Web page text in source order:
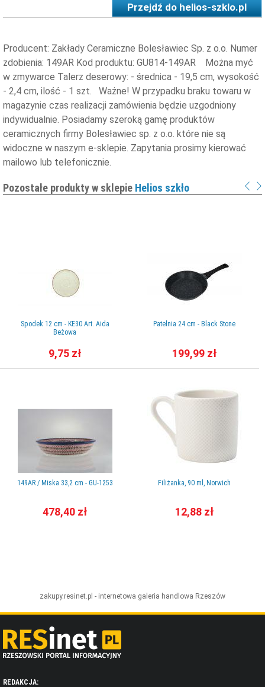
Przejdź dohelios-szklo.pl
Producent: Zakłady Ceramiczne Bolesławiec Sp. z o.o. Numer
zdobienia: 149AR Kod produktu: GU814-149AR Można myć
w zmywarce Talerz deserowy: - średnica - 19,5 cm, wysokość
- 2,4 cm, ilość - 1 szt. ​Ważne! W przypadku braku towaru w
magazynie czas realizacji zamówienia będzie uzgodniony
indywidualnie. Posiadamy szeroką gamę produktów
ceramicznych firmy Bolesławiec sp. z o.o. które nie są
widoczne w naszym e-sklepie. Zapytania prosimy kierować
mailowo lub telefonicznie.
Pozostałe produkty w sklepie Helios szkło
Spodek 12 cm - KE30 Art. Aida
Beżowa
9,75 zł
149AR / Miska 33,2 cm - GU-1253
478,40 zł
Patelnia 24 cm - Black Stone
199,99 zł
Filiżanka, 90 ml, Norwich
12,88 zł
zakupy.resinet.pl - internetowa galeria handlowa Rzeszów
REDAKCJA: